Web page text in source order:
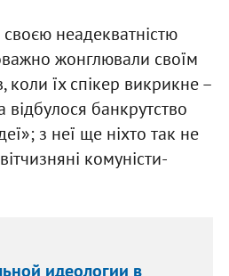
неадекватністю
жонглювали своїм
їх спікер викрикне –
банкрутство
з неї ще ніхто так не
комуністи-
идеологии в